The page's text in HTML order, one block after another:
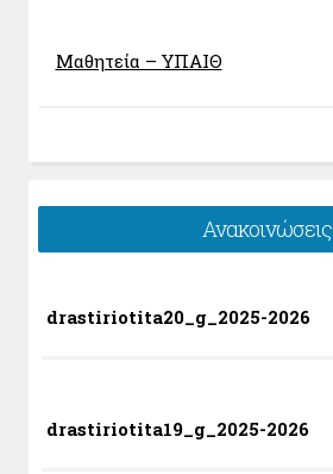
Μαθητεία – ΥΠΑΙΘ
Ανακοινώσεις
drastiriotita20_g_2025-2026
drastiriotita19_g_2025-2026